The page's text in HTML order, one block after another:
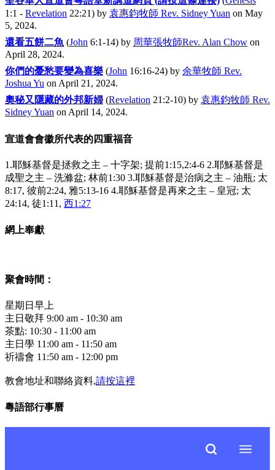
1:1 - Revelation 22:21) by 袁惠鈞牧師 Rev. Sidney Yuan on May
5, 2024.
還看五餅二魚 (John 6:1-14) by 周華張牧師Rev. Alan Chow on
April 28, 2024.
你們的憂愁要變為喜樂 (John 16:16-24) by 余華牧師 Rev.
Joshua Yu on April 21, 2024.
奧秘又隱藏的外邦新婦 (Revelation 21:2-10) by 袁惠鈞牧師 Rev.
Sidney Yuan on April 14, 2024.
宣道會會徽所代表的四重福音
1.耶穌基督是拯救之主 – 十字架; 提前1:15,2:4-6 2.耶穌基督是
成聖之主 – 洗滌盆; 林前1:30 3.耶穌基督是治病之主 – 油瓶; 太
8:17, 彼前2:24, 雅5:13-16 4.耶穌基督是再來之主 – 皇冠; 太
24:14, 徒1:11, 西1:27
網上奉獻
聚會時間：
星期日早上
主日敬拜 9:00 am - 10:30 am
茶點: 10:30 - 11:00 am
主日學 11:00 am - 11:50 am
祈禱會 11:50 am - 12:00 pm
教會地址和聯絡資料,請按這裡
粵語部行事曆